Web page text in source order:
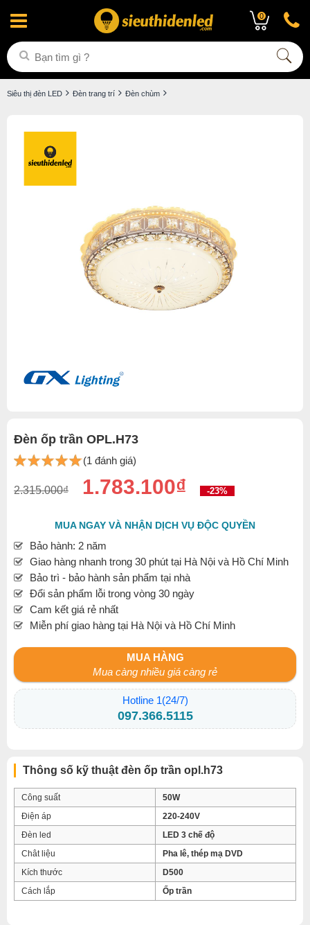
0
Siêu thị đèn LED Đèn trang trí Đèn chùm
Đèn ốp trần OPL.H73
(1 đánh giá)
2.315.000₫ 1.783.100₫ -23%
MUA NGAY VÀ NHẬN DỊCH VỤ ĐỘC QUYỀN
Bảo hành: 2 năm
Giao hàng nhanh trong 30 phút tại Hà Nội và Hồ Chí Minh
Bảo trì - bảo hành sản phẩm tại nhà
Đổi sản phẩm lỗi trong vòng 30 ngày
Cam kết giá rẻ nhất
Miễn phí giao hàng tại Hà Nội và Hồ Chí Minh
MUA HÀNG
Mua càng nhiều giá càng rẻ
Hotline 1(24/7)
097.366.5115
Thông số kỹ thuật đèn ốp trần opl.h73
Công suất
50W
Điện áp
220-240V
Đèn led
LED 3 chế độ
Chât liệu
Pha lê, thép mạ DVD
Kích thước
D500
Cách lắp
Ốp trần